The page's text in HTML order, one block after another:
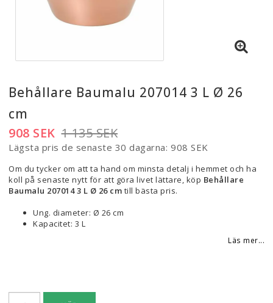
Behållare Baumalu 207014 3 L Ø 26
cm
1 135 SEK
908 SEK
Lägsta pris de senaste 30 dagarna 908 SEK
Om du tycker om att ta hand om minsta detalj i hemmet och ha
koll på senaste nytt för att göra livet lättare, köp Behållare
Baumalu 207014 3 L Ø 26 cm till bästa pris.
Ung. diameter: Ø 26 cm
Kapacitet: 3 L
Läs mer...